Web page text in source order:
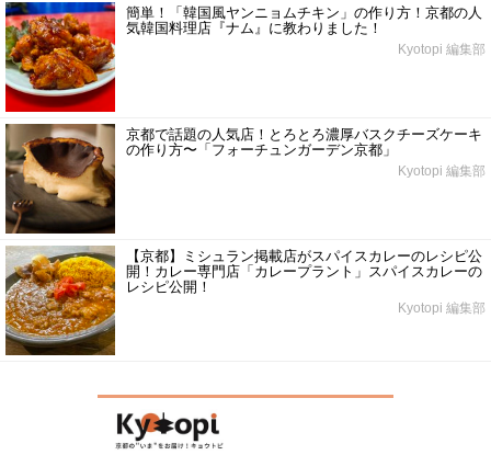
簡単！「韓国風ヤンニョムチキン」の作り方！京都の人
気韓国料理店『ナム』に教わりました！
Kyotopi 編集部
京都で話題の人気店！とろとろ濃厚バスクチーズケーキ
の作り方〜「フォーチュンガーデン京都」
Kyotopi 編集部
【京都】ミシュラン掲載店がスパイスカレーのレシピ公
開！カレー専門店「カレープラント」スパイスカレーの
レシピ公開！
Kyotopi 編集部